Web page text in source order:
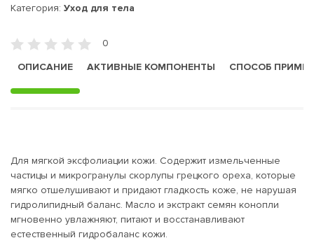
Категория: Уход для тела
0
ОПИСАНИЕ
АКТИВНЫЕ КОМПОНЕНТЫ СПОСОБ
Для мягкой эксфолиации кожи. Содержит измельченные
частицы и микрогранулы скорлупы грецкого ореха, которые
мягко отшелушивают и придают гладкость коже, не нарушая
гидролипидный баланс. Масло и экстракт семян конопли
мгновенно увлажняют, питают и восстанавливают
естественный гидробаланс кожи.